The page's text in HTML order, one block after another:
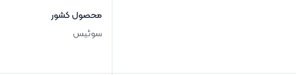
محصول کشور
سوئیس